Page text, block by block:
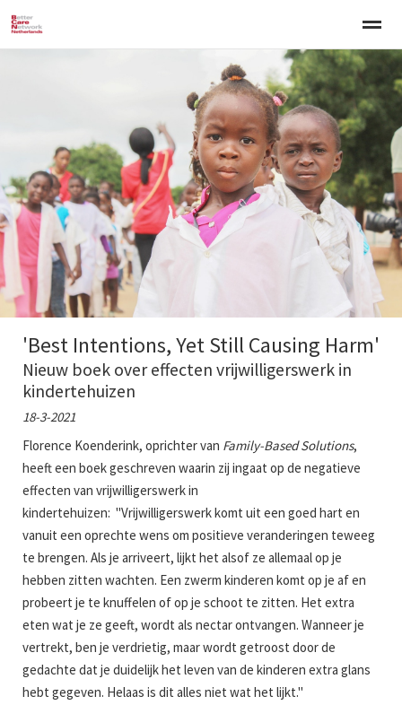
Werken met kinderen Gezinsgerichte
Home Nieuws Agenda E-mail
'Best Intentions, Yet Still Causing Harm'
Nieuw boek over effecten vrijwilligerswerk in
kindertehuizen
18-3-2021
Florence Koenderink, oprichter van Family-Based Solutions,
heeft een boek geschreven waarin zij ingaat op de negatieve
effecten van vrijwilligerswerk in
kindertehuizen: "Vrijwilligerswerk komt uit een goed hart en
vanuit een oprechte wens om positieve veranderingen teweeg
te brengen. Als je arriveert, lijkt het alsof ze allemaal op je
hebben zitten wachten. Een zwerm kinderen komt op je af en
probeert je te knuffelen of op je schoot te zitten. Het extra
eten wat je ze geeft, wordt als nectar ontvangen. Wanneer je
vertrekt, ben je verdrietig, maar wordt getroost door de
gedachte dat je duidelijk het leven van de kinderen extra glans
hebt gegeven. Helaas is dit alles niet wat het lijkt."